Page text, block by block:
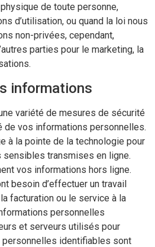
de toute personne,
d’utilisation, ou quand la loi nous
non-privées, cependant,
parties pour le marketing, la
informations
variété de mesures de sécurité
de vos informations personnelles.
à la pointe de la technologie pour
transmises en ligne.
vos informations hors ligne.
besoin d’effectuer un travail
facturation ou le service à la
personnelles
et serveurs utilisés pour
identifiables sont